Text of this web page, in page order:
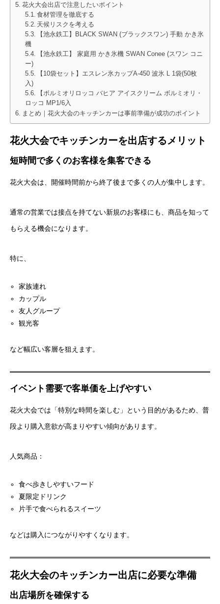
花火大会出店で注意したいポイント
食材管理を徹底する
天候リスクを考える
【池永鉄工】BLACK SWAN (ブラックスワン) 手動 かき氷
機
【池永鉄工】 家庭用 かき氷機 SWAN Conee (スワン コニ
ー)
【10袋セット】エスレン氷カップA-450 波氷 L 1袋(50枚
入)
【ボルミオリロッコ バヒア アイスクリーム ボルミオリ・
ロッコ MP1/6入
まとめ｜花火大会のキッチンカーは事前準備が成功のポイント
花火大会でキッチンカーを出店するメリット
短時間で多くのお客様を集客できる
花火大会は、開催時間前から終了後まで多くの人が集中します。
通常の営業では接点を持てない新規のお客様にも、商品を知って
もらえる機会になります。
特に、
家族連れ
カップル
友人グループ
観光客
など幅広い客層を狙えます。
イベント需要で客単価を上げやすい
花火大会では「特別な時間を楽しむ」という目的があるため、普
段より購入意欲が高まりやすい傾向があります。
人気商品：
食べ歩きしやすいフード
夏限定ドリンク
片手で食べられるスイーツ
などは購入につながりやすくなります。
花火大会のキッチンカー出店に必要な準備
出店場所を確保する